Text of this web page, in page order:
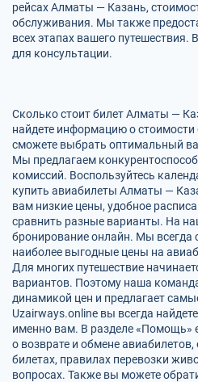
рейсах Алматы — Казань,
обслуживания. Мы также
всех этапах вашего
для консультации.
Сколько стоит билет Алматы —
найдете информацию о
сможете выбрать оптимальный
Мы предлагаем
комиссий. Воспользуйтесь
купить авиабилеты Алматы —
вам низкие цены, удобное
сравнить разные варианты. На
бронирование онлайн. Мы всегда
наиболее выгодные цены на
Для многих путешествие
вариантов. Поэтому наша
динамикой цен и предлагает
Uzairways.online вы всегда
именно вам. В разделе «Помощь»
о возврате и обмене
билетах, правилах перевозки
вопросах. Также вы можете